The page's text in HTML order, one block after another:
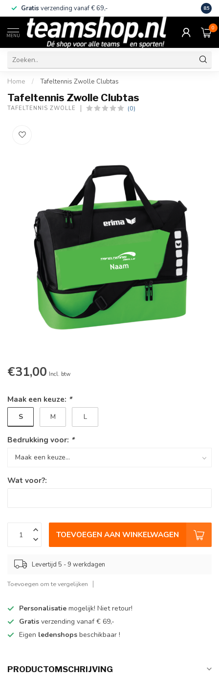
Gratis verzending vanaf € 69,- Eigen
8.5
MENU
0
Home / Tafeltennis Zwolle Clubtas
Tafeltennis Zwolle Clubtas
TAFELTENNIS ZWOLLE (0)
€31,00 Incl. btw
Maak een keuze: *
S M L
Bedrukking voor: *
Wat voor?:
TOEVOEGEN AAN WINKELWAGEN
Levertijd 5 - 9 werkdagen
Toevoegen om te vergelijken
Personalisatie mogelijk! Niet retour!
Gratis verzending vanaf € 69,-
Eigen ledenshops beschikbaar !
PRODUCTOMSCHRIJVING